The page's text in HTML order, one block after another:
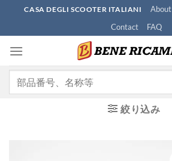
content
CASA DEGLI SCOOTER ITALIANI About
Contact
FAQ
絞り込み